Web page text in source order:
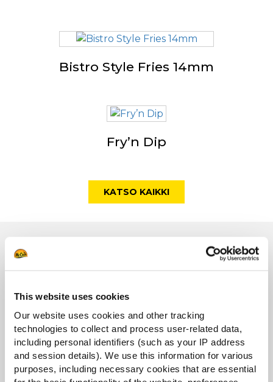
This website uses cookies
Our website uses cookies and other tracking
technologies to collect and process user-related data,
including personal identifiers (such as your IP address
and session details). We use this information for various
purposes, including necessary cookies that are essential
Bistro Style Fries 14mm
Fry’n Dip
KATSO KAIKKI
Brändit